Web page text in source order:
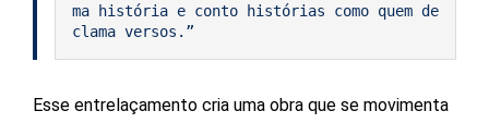
ma história e conto histórias como quem de
clama versos.”
Esse entrelaçamento cria uma obra que se movimenta